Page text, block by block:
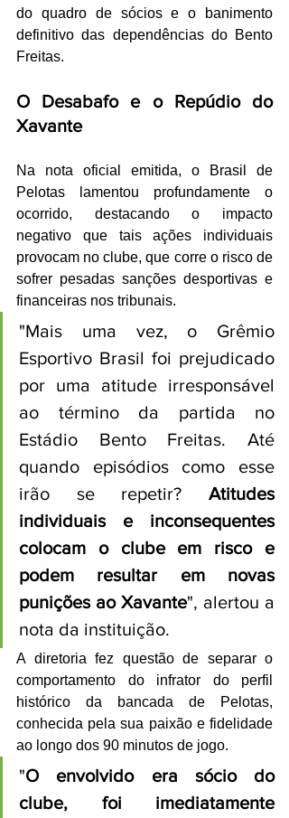
do quadro de sócios e o banimento
definitivo das dependências do Bento
Freitas.
O Desabafo e o Repúdio do
Xavante
Na nota oficial emitida, o Brasil de
Pelotas lamentou profundamente o
ocorrido, destacando o impacto
negativo que tais ações individuais
provocam no clube, que corre o risco de
sofrer pesadas sanções desportivas e
financeiras nos tribunais.
"Mais uma vez, o Grêmio
Esportivo Brasil foi prejudicado
por uma atitude irresponsável
ao término da partida no
Estádio Bento Freitas. Até
quando episódios como esse
irão se repetir? Atitudes
individuais e inconsequentes
colocam o clube em risco e
podem resultar em novas
punições ao Xavante", alertou a
nota da instituição.
A diretoria fez questão de separar o
comportamento do infrator do perfil
histórico da bancada de Pelotas,
conhecida pela sua paixão e fidelidade
ao longo dos 90 minutos de jogo.
"O envolvido era sócio do
clube, foi imediatamente